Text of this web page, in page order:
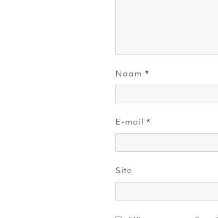
Naam *
E-mail*
Site